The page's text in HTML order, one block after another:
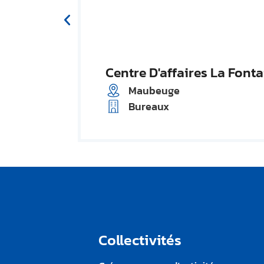
Centre D'affaires La
Maubeuge
Bureaux
Collectivités